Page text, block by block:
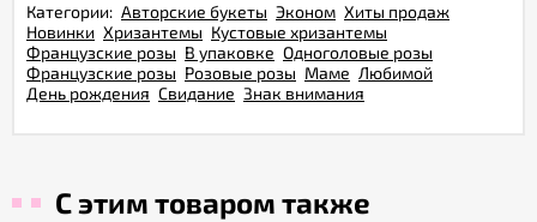
Категории: Авторские букеты Эконом Хиты продаж
Новинки Хризантемы Кустовые хризантемы
Французские розы В упаковке Одноголовые розы
Французские розы Розовые розы Маме Любимой
День рождения Свидание Знак внимания
С этим товаром также